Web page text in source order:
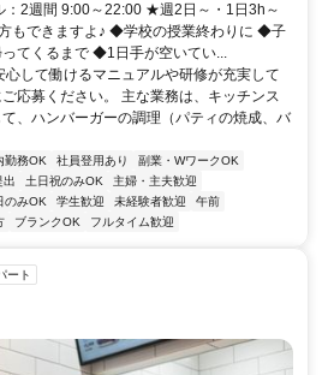
：2週間 9:00～22:00 ★週2日～・1日3h～
もできますよ♪ ◆学校の授業終わりに ◆子
てくるまで ◆1日手が空いてい...
して働けるマニュアルや研修が充実して
応募ください。 主な業務は、キッチンス
、ハンバーガーの調理（パティの焼成、バ
勤務OK 社員登用あり
副業・WワークOK
出 土日祝のみOK
主婦・主夫歓迎
のみOK 学生歓迎 未経験者歓迎
午前
ブランクOK フルタイム歓迎
ート